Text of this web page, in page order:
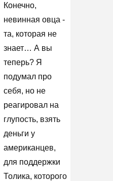
Конечно,
невинная овца -
та, которая не
знает… А вы
теперь? Я
подумал про
себя, но не
реагировал на
глупость, взять
деньги у
американцев,
для поддержки
Толика, которого